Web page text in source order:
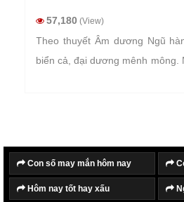
57,180 (View)
Theo thuyết Âm dương Ngũ
biển cả, đại dương mênh mông.
Con số may mắn hôm nay
Hôm nay tốt hay xấu